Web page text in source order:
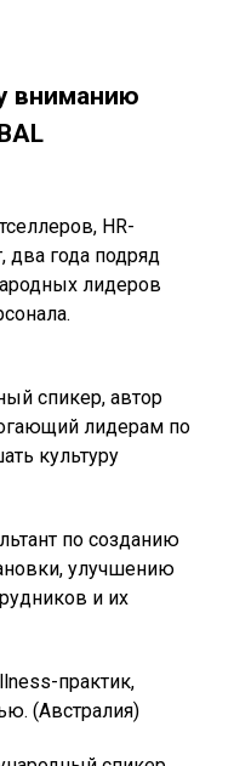
вниманию
HR-
два года подряд
лидеров
спикер, автор
лидерам по
культуру
по созданию
улучшению
и их
практик,
(Австралия)